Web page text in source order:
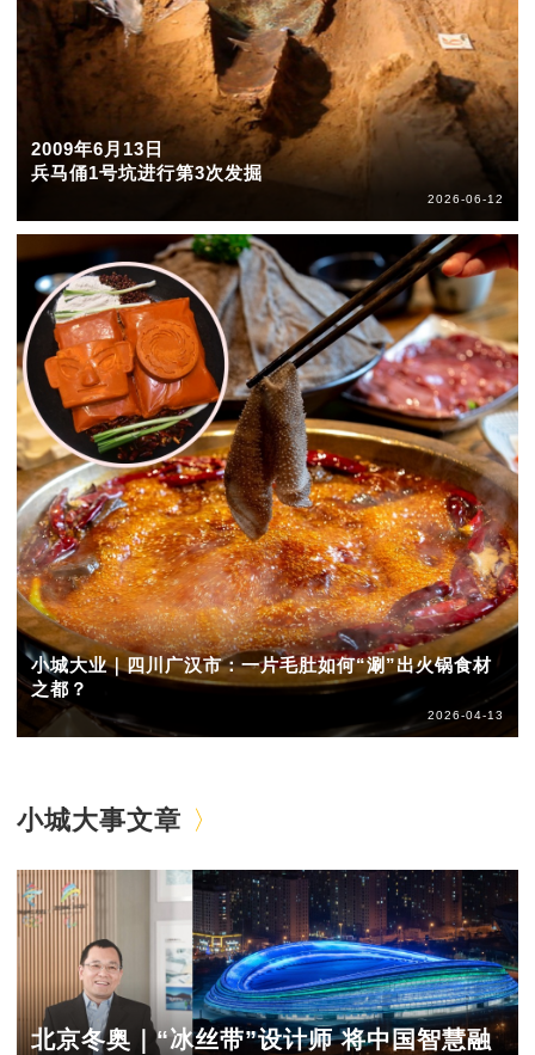
2009年6月13日
兵马俑1号坑进行第3次发掘
2026-06-12
小城大业｜四川广汉市：一片毛肚如何“涮”出火锅食材
之都？
2026-04-13
小城大事文章
北京冬奥｜“冰丝带”设计师 将中国智慧融